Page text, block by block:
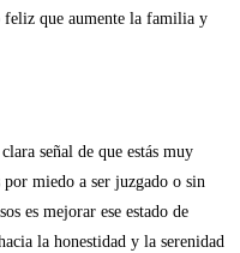
que aumente la familia y
señal de que estás muy
miedo a ser juzgado o sin
es mejorar ese estado de
la honestidad y la serenidad